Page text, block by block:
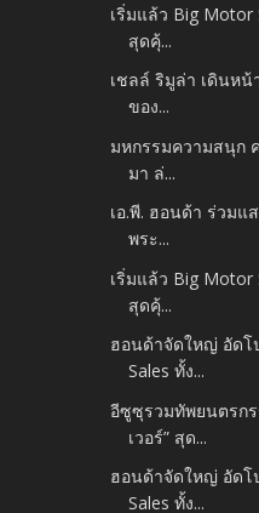
เริ่มแล้ว Big
สุดคุ้...
เชลล์ ริมูล่า เดินห
ของ...
มหกรรมความสนุก
มา ล่...
เอ.พี. ฮอนด้า ร่วมแ
พระ...
เริ่มแล้ว Big
สุดคุ้...
ฮอนด้าจัดใหญ่ อัดโ
Sales ทั้ง...
อีซูซุรวมทัพยนตรก
เวอร์” สุด...
ฮอนด้าจัดใหญ่ อัดโ
Sales ทั้ง...